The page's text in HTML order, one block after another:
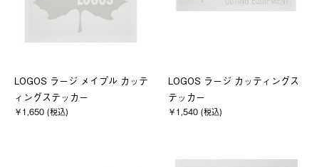
LOGOS ラージ メイプル カッテ
ィングステッカー
￥1,650 (税込)
LOGOS ラージ カッティングス
テッカー
￥1,540 (税込)